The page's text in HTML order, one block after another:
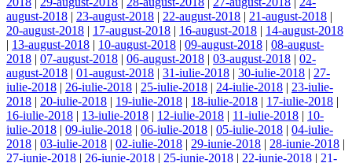
august-2018 | 23-august-2018 | 22-august-2018 | 21-august-2018 |
20-august-2018 | 17-august-2018 | 16-august-2018 | 14-august-2018
| 13-august-2018 | 10-august-2018 | 09-august-2018 | 08-august-
2018 | 07-august-2018 | 06-august-2018 | 03-august-2018 | 02-
august-2018 | 01-august-2018 | 31-iulie-2018 | 30-iulie-2018 | 27-
iulie-2018 | 26-iulie-2018 | 25-iulie-2018 | 24-iulie-2018 | 23-iulie-
2018 | 20-iulie-2018 | 19-iulie-2018 | 18-iulie-2018 | 17-iulie-2018 |
16-iulie-2018 | 13-iulie-2018 | 12-iulie-2018 | 11-iulie-2018 | 10-
iulie-2018 | 09-iulie-2018 | 06-iulie-2018 | 05-iulie-2018 | 04-iulie-
2018 | 03-iulie-2018 | 02-iulie-2018 | 29-iunie-2018 | 28-iunie-2018 |
27-iunie-2018 | 26-iunie-2018 | 25-iunie-2018 | 22-iunie-2018 | 21-